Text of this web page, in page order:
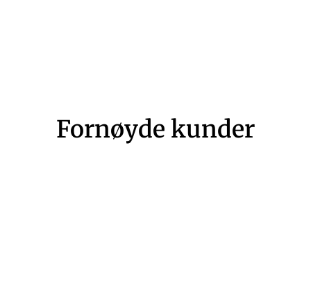
Fornøyde kunder